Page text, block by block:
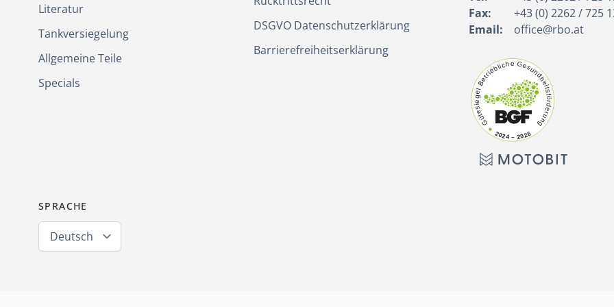
Literatur
Tankversiegelung
Allgemeine Teile
Specials
DSGVO Datenschutzerklärung
Barrierefreiheitserklärung
Fax:
+43 (0) 2262 / 725
Email:
office@rbo.at
SPRACHE
Deutsch